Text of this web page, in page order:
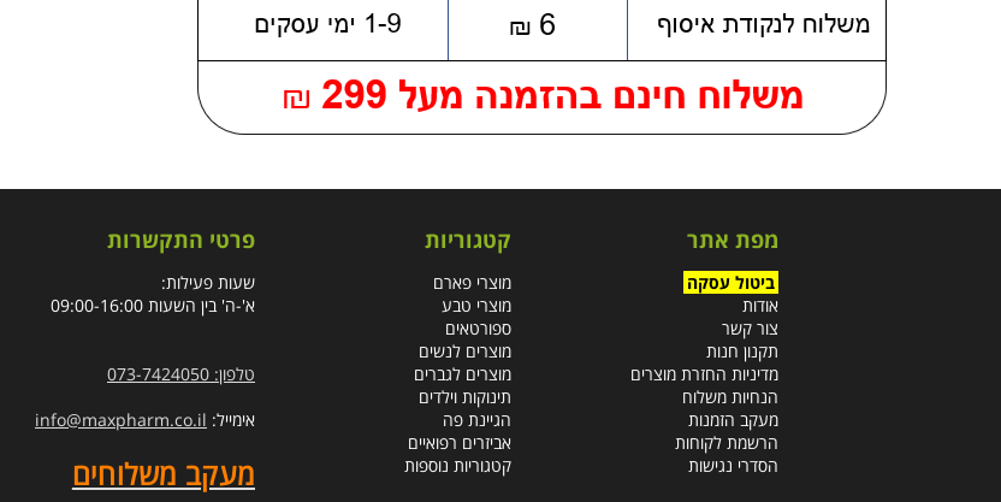
מפת אתר
ביטול עסקה
אודות
צור קשר
תקנון חנות
מדיניות החזרת מוצרים
הנחיות משלוח
מעקב הזמנות
הרשמת לקוחות
הסדרי נגישות
קטגוריות
מוצרי פארם
מוצרי טבע
ספורטאים
מוצרים לנשים
מוצרים לגברים
תינוקות וילדים
הגיינת פה
אביזרים רפואיים
קטגוריות נוספות
פרטי התקשרות
שעות פעילות:
א'-ה' בין השעות 09:00-16:00
טלפון: 073-7424050
אימייל: info@maxpharm.co.il
מעקב משלוחים